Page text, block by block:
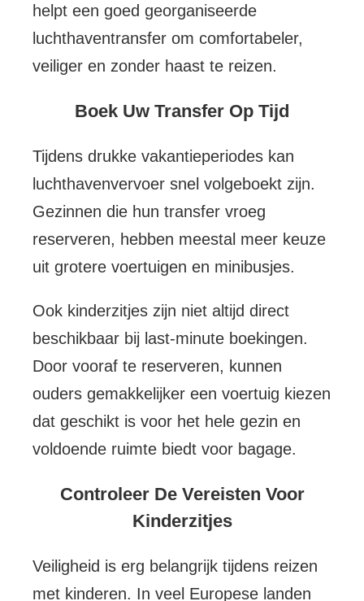
helpt een goed georganiseerde
luchthaventransfer om comfortabeler,
veiliger en zonder haast te reizen.
Boek Uw Transfer Op Tijd
Tijdens drukke vakantieperiodes kan
luchthavenvervoer snel volgeboekt zijn.
Gezinnen die hun transfer vroeg
reserveren, hebben meestal meer keuze
uit grotere voertuigen en minibusjes.
Ook kinderzitjes zijn niet altijd direct
beschikbaar bij last-minute boekingen.
Door vooraf te reserveren, kunnen
ouders gemakkelijker een voertuig kiezen
dat geschikt is voor het hele gezin en
voldoende ruimte biedt voor bagage.
Controleer De Vereisten Voor
Kinderzitjes
Veiligheid is erg belangrijk tijdens reizen
met kinderen. In veel Europese landen